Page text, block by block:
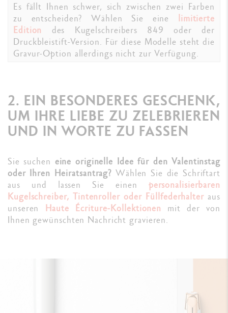
Es fällt Ihnen schwer, sich zwischen zwei Farben
zu entscheiden? Wählen Sie eine
limitierte
Edition
des Kugelschreibers 849 oder der
Druckbleistift-Version. Für diese Modelle steht die
Gravur-Option allerdings nicht zur Verfügung.
2. EIN BESONDERES GESCHENK,
UM IHRE LIEBE ZU ZELEBRIEREN
UND IN WORTE ZU FASSEN
Sie suchen eine originelle Idee für den Valentinstag
oder Ihren Heiratsantrag? Wählen Sie die Schriftart
aus und lassen Sie einen personalisierbaren
Kugelschreiber, Tintenroller oder Füllfederhalteraus
unseren Haute Écriture-Kollektionen mit der von
Ihnen gewünschten Nachricht gravieren.